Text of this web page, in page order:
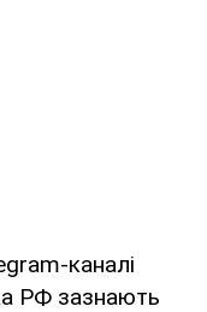
каналі
РФ зазнають